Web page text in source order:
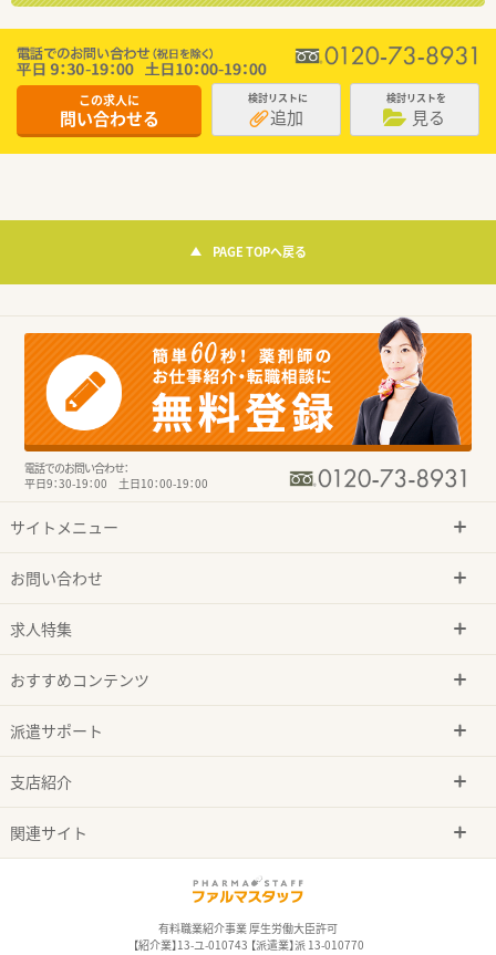
この求人に
問い合わせる
検討リストに
追加
検討リストを
見る
PAGE TOPへ戻る
電話でのお問い合わせ：
平日9：30-19：00 土日10：00-19：00
サイトメニュー
お問い合わせ
求人特集
おすすめコンテンツ
派遣サポート
支店紹介
関連サイト
有料職業紹介事業 厚生労働大臣許可
【紹介業】13-ユ-010743 【派遣業】派 13-010770